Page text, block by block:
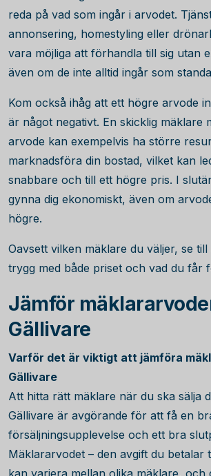
reda på vad som ingår i arvodet.
annonsering, homestyling eller
vara möjliga att förhandla till sig utan
även om de inte alltid ingår som
Kom också ihåg att ett högre arvode
är något negativt. En skicklig mäklare
arvode kan exempelvis ha större
marknadsföra din bostad, vilket kan
snabbare och till ett högre pris. I
gynna dig ekonomiskt, även om
högre.
Oavsett vilken mäklare du väljer, se
trygg med både priset och vad du får
Jämför
Gällivare
Varför det är viktigt att jämföra
Gällivare
Att hitta rätt mäklare när du ska sälja
Gällivare är avgörande för att få en
försäljningsupplevelse och ett bra
Mäklararvodet – den avgift du betalar
kan variera mellan olika mäklare, och